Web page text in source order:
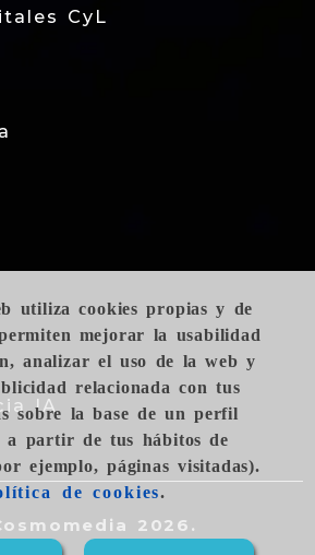
utiliza cookies propias y de
mejorar la usabilidad
analizar el uso de la web y
relacionada con tus
sobre la base de un perfil
a partir de tus hábitos de
ejemplo, páginas visitadas).
de cookies.
CyL
IA
2026.